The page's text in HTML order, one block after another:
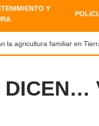
Y
agricultura familiar en Tierra